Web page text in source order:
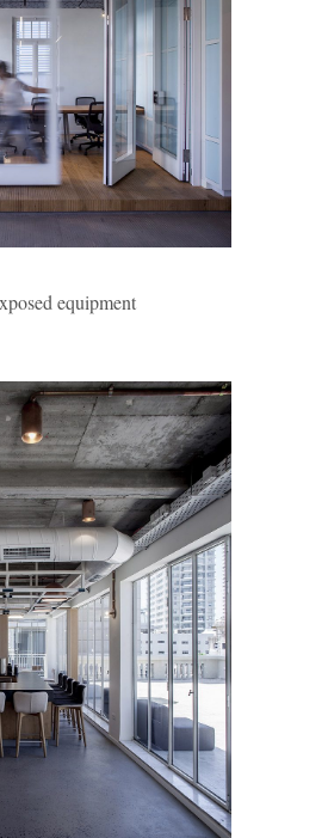
equipment